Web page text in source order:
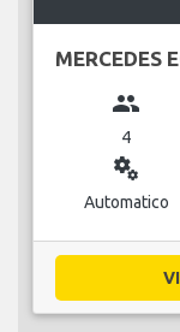
MERCEDES
group
4
miscellaneous_services
Automatico